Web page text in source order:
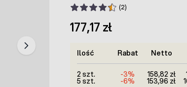
(2)
177,17 zł
Ilość Rabat Netto
2 szt. -3% 158,82 zł
5 szt. -6% 153,96 zł